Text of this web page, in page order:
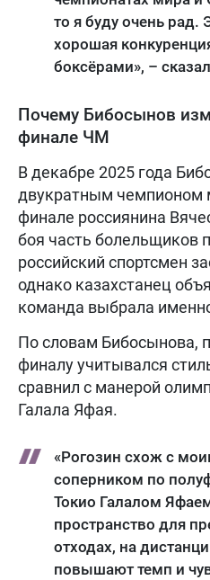
то я буду очень рад.
хорошая
боксёрами», –
Почему Бибосынов
финале ЧМ
В декабре 2025 года
двукратным чемпионом
финале россиянина
боя часть болельщиков
российский спортсмен
однако казахстанец
команда выбрала
По словам Бибосынова,
финалу учитывался
сравнил с манерой
Галала Яфая.
«Рогозин схож с
соперником по
Токио Галалом
пространство для
отходах, на
повышают темп и